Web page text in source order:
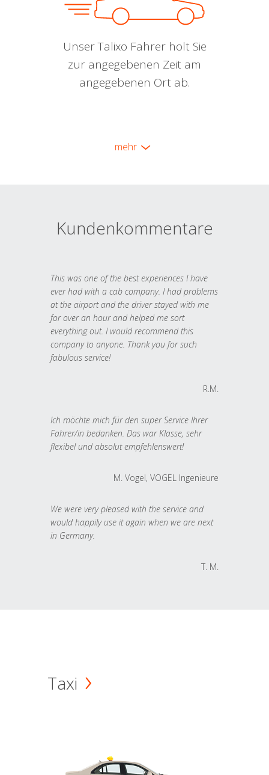
Unser Talixo Fahrer holt Sie
zur angegebenen Zeit am
angegebenen Ort ab.
mehr
Kundenkommentare
This was one of the best experiences I have
ever had with a cab company. I had problems
at the airport and the driver stayed with me
for over an hour and helped me sort
everything out. I would recommend this
company to anyone. Thank you for such
fabulous service!
R.M.
Ich möchte mich für den super Service Ihrer
Fahrer/in bedanken. Das war Klasse, sehr
flexibel und absolut empfehlenswert!
M. Vogel, VOGEL Ingenieure
We were very pleased with the service and
would happily use it again when we are next
in Germany.
T. M.
Taxi